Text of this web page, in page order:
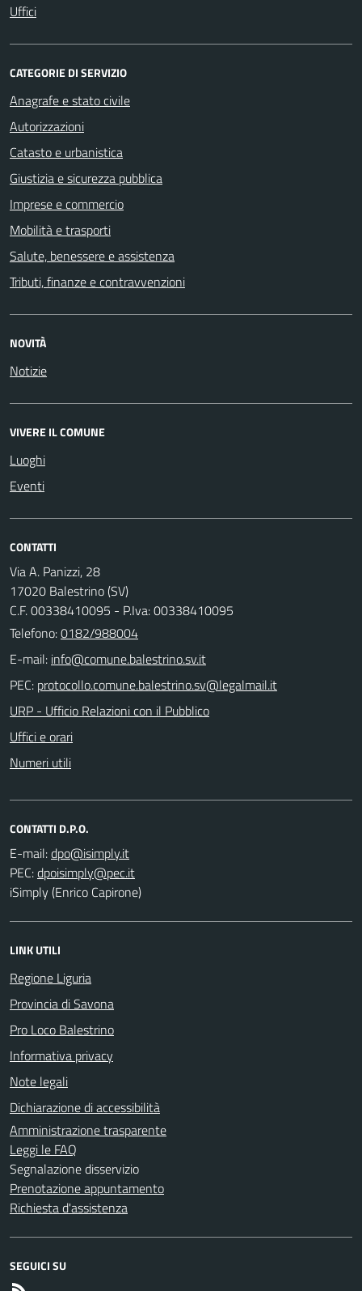
Uffici
CATEGORIE DI SERVIZIO
Anagrafe e stato civile
Autorizzazioni
Catasto e urbanistica
Giustizia e sicurezza pubblica
Imprese e commercio
Mobilità e trasporti
Salute, benessere e assistenza
Tributi, finanze e contravvenzioni
NOVITÀ
Notizie
VIVERE IL COMUNE
Luoghi
Eventi
CONTATTI
Via A. Panizzi, 28
17020 Balestrino (SV)
C.F. 00338410095 - P.Iva: 00338410095
Telefono:0182/988004
E-mail:
PEC:
URP - Ufficio Relazioni con il Pubblico
Uffici e orari
Numeri utili
CONTATTI D.P.O.
E-mail:
PEC:
iSimply (Enrico Capirone)
LINK UTILI
Regione Liguria
Provincia di Savona
Pro Loco Balestrino
Informativa privacy
Note legali
Dichiarazione di accessibilità
Amministrazione trasparente
Leggi le FAQ
Segnalazione disservizio
Prenotazione appuntamento
Richiesta d'assistenza
SEGUICI SU